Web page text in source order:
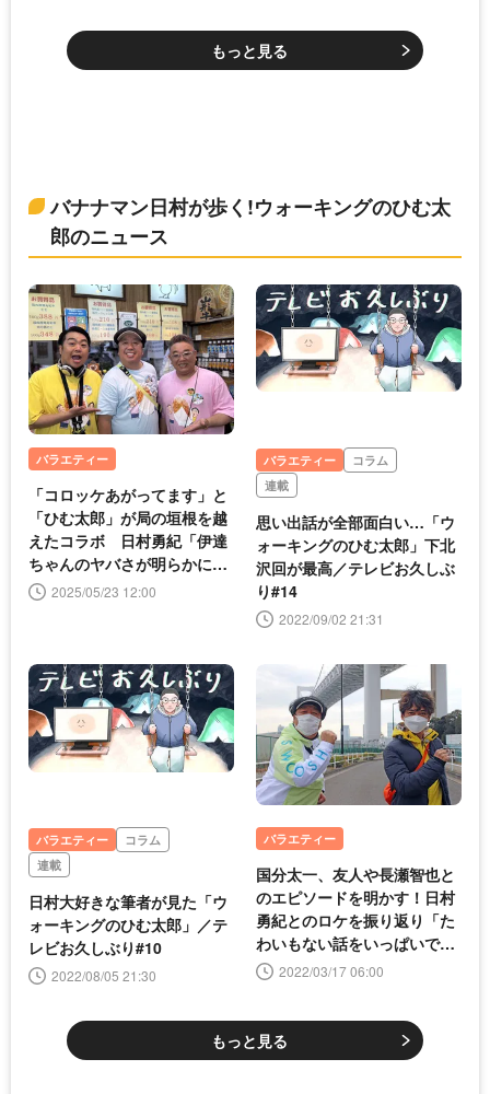
もっと見る
バナナマン日村が歩く!ウォーキングのひむ太
郎のニュース
バラエティー
「コロッケあがってます」と
「ひむ太郎」が局の垣根を越
えたコラボ 日村勇紀「伊達
ちゃんのヤバさが明らかに
(笑)」2025/05/23 12:00
バラエティー
コラム
連載
思い出話が全部面白い…「ウ
ォーキングのひむ太郎」下北
沢回が最高／テレビお久しぶ
り#14
2022/09/02 21:31
バラエティー
コラム
連載
日村大好きな筆者が見た「ウ
ォーキングのひむ太郎」／テ
レビお久しぶり#10
2022/08/05 21:30
バラエティー
国分太一、友人や長瀬智也と
のエピソードを明かす！日村
勇紀とのロケを振り返り「た
わいもない話をいっぱいでき
て楽しかった」＜ウォーキン
2022/03/17 06:00
もっと見る